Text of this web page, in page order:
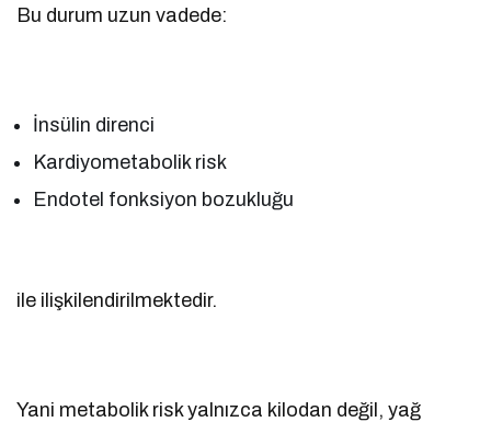
Bu durum uzun vadede:
İnsülin direnci
Kardiyometabolik risk
Endotel fonksiyon bozukluğu
ile ilişkilendirilmektedir.
Yani metabolik risk yalnızca kilodan değil, yağ